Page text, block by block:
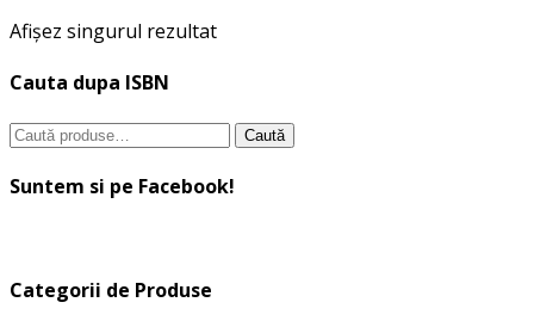
Afișez singurul rezultat
Cauta dupa ISBN
Caută
Caută
Suntem si pe Facebook!
Categorii de Produse